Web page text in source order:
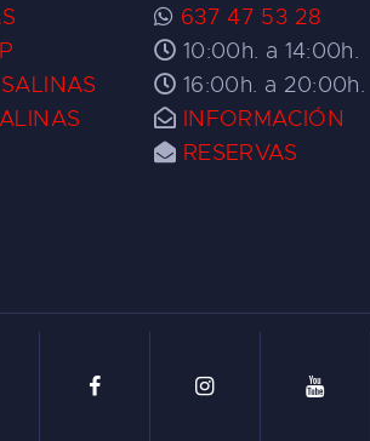
637 47 53 28
10:00h. a 14:00h.
16:00h. a 20:00h.
INFORMACIÓN
RESERVAS